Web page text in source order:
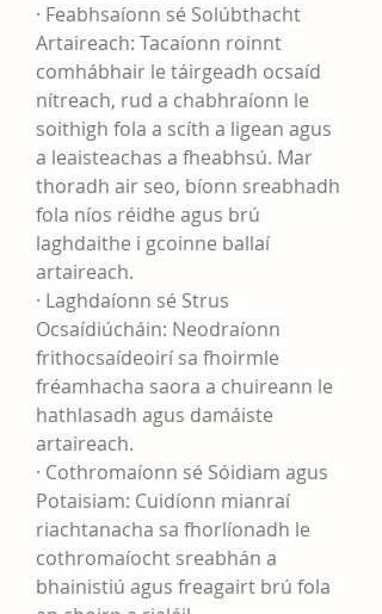
· Feabhsaíonn sé Solúbthacht
Artaireach: Tacaíonn roinnt
comhábhair le táirgeadh ocsaíd
nítreach, rud a chabhraíonn le
soithigh fola a scíth a ligean agus
a leaisteachas a fheabhsú. Mar
thoradh air seo, bíonn sreabhadh
fola níos réidhe agus brú
laghdaithe i gcoinne ballaí
artaireach.
· Laghdaíonn sé Strus
Ocsaídiúcháin: Neodraíonn
frithocsaídeoirí sa fhoirmle
fréamhacha saora a chuireann le
hathlasadh agus damáiste
artaireach.
· Cothromaíonn sé Sóidiam agus
Potaisiam: Cuidíonn mianraí
riachtanacha sa fhorlíonadh le
cothromaíocht sreabhán a
bhainistiú agus freagairt brú fola